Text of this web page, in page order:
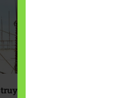
confianza